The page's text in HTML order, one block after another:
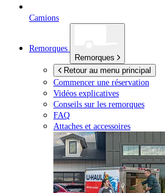
Camions
Remorques
Remorques
Retour au menu principal
Commencer une réservation
Vidéos explicatives
Conseils sur les remorques
FAQ
Attaches et accessoires